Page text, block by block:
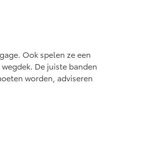
Ook spelen ze een
De juiste banden
worden, adviseren